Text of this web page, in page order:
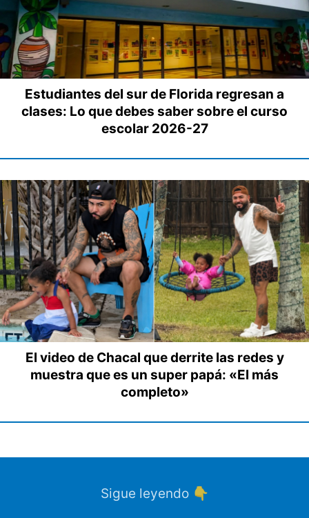
Estudiantes del sur de Florida regresan a
clases: Lo que debes saber sobre el curso
escolar 2026-27
El video de Chacal que derrite las redes y
muestra que es un super papá: «El más
completo»
Sigue leyendo 👇